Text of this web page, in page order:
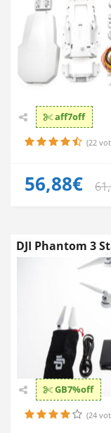
aff7off
(22
56,88€
DJI Phantom 3
GB7%off
(24